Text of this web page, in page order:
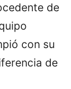
de
con su
de